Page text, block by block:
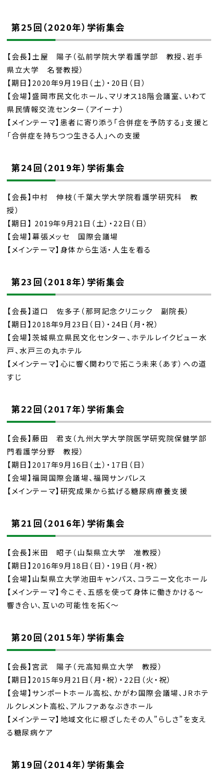
第25回（2020年）学術集会
【会長】土屋 陽子（弘前学院大学看護学部 教授、岩手
県立大学 名誉教授）
【期日】2020年9月19日（土）・20日（日）
【会場】盛岡市民文化ホール、マリオス18階会議室、いわて
県民情報交流センター（アイーナ）
【メインテーマ】患者に寄り添う「合併症を予防する」支援と
「合併症を持ちつつ生きる人」への支援
第24回（2019年）学術集会
【会長】中村 伸枝（千葉大学大学院看護学研究科 教
授）
【期日】 2019年9月21日（土）・22日（日）
【会場】幕張メッセ 国際会議場
【メインテーマ】身体から生活・人生を看る
第23回（2018年）学術集会
【会長】道口 佐多子（那珂記念クリニック 副院長）
【期日】2018年9月23日（日）・24日（月・祝）
【会場】茨城県立県民文化センター、ホテルレイクビュー水
戸、水戸三の丸ホテル
【メインテーマ】心に響く関わりで拓こう未来（あす）への道
すじ
第22回（2017年）学術集会
【会長】藤田 君支（九州大学大学院医学研究院保健学部
門看護学分野 教授）
【期日】2017年9月16日（土）・17日（日）
【会場】福岡国際会議場、福岡サンパレス
【メインテーマ】研究成果から拡げる糖尿病療養支援
第21回（2016年）学術集会
【会長】米田 昭子（山梨県立大学 准教授）
【期日】2016年9月18日（日）・19日（月・祝）
【会場】山梨県立大学池田キャンパス、コラニー文化ホール
【メインテーマ】今こそ、五感を使って身体に働きかける～
響き合い、互いの可能性を拓く～
第20回（2015年）学術集会
【会長】宮武 陽子（元高知県立大学 教授）
【期日】2015年9月21日（月・祝）・22日（火・祝）
【会場】サンポートホール高松、かがわ国際会議場、JRホテ
ルクレメント高松、アルファあなぶきホール
【メインテーマ】地域文化に根ざしたその人”らしさ”を支え
る糖尿病ケア
第19回（2014年）学術集会